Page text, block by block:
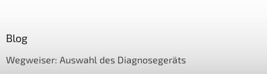
Blog
Wegweiser: Auswahl des Diagnosegeräts